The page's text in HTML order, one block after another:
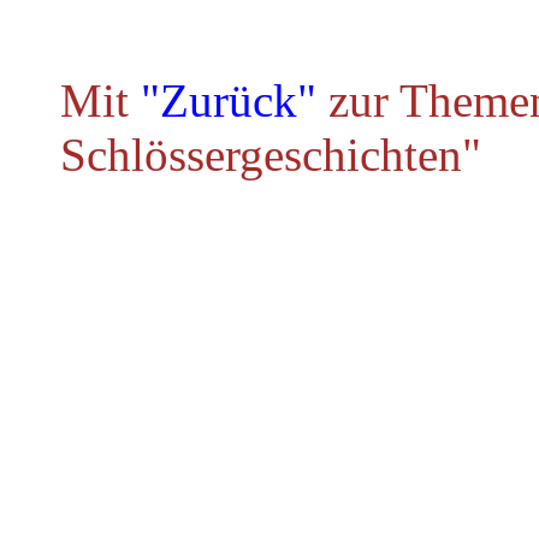
Mit "Zurück" zur
Schlössergeschichten"